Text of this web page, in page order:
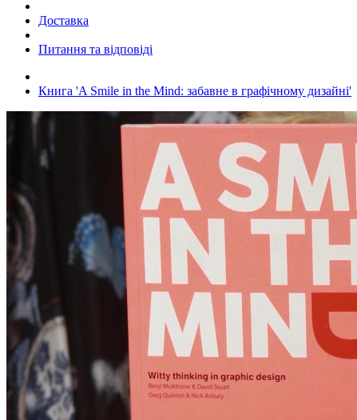
Доставка
Питання та відповіді
Книга 'A Smile in the Mind: забавне в графічному дизайні'